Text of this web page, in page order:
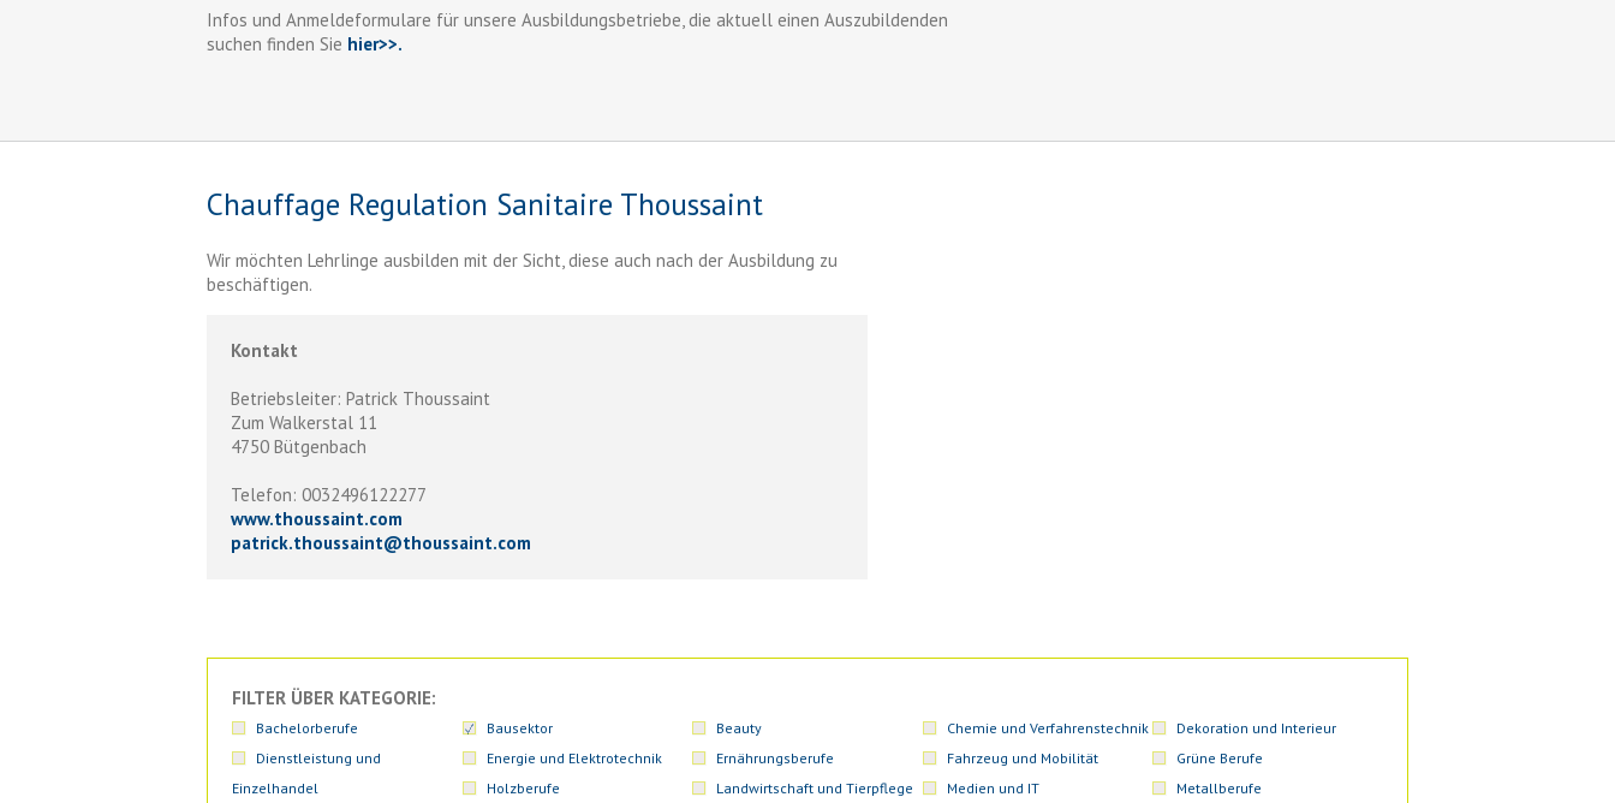
Infos und Anmeldeformulare für unsere Ausbildungsbetriebe, die aktuell einen Auszubildenden
suchen finden Sie hier>>.
Chauffage Regulation Sanitaire Thoussaint
Wir möchten Lehrlinge ausbilden mit der Sicht, diese auch nach der Ausbildung zu
beschäftigen.
Kontakt
Betriebsleiter: Patrick Thoussaint
Zum Walkerstal 11
4750 Bütgenbach
Telefon: 0032496122277
www.thoussaint.com
patrick.thoussaint@thoussaint.com
FILTER ÜBER KATEGORIE:
Bachelorberufe Bausektor Beauty Chemie und Verfahrenstechnik
Dekoration und Interieur
Dienstleistung und
Einzelhandel
Energie und Elektrotechnik Ernährungsberufe Fahrzeug und Mobilität
Grüne Berufe
Holzberufe
Landwirtschaft und Tierpflege Medien und IT
Metallberufe